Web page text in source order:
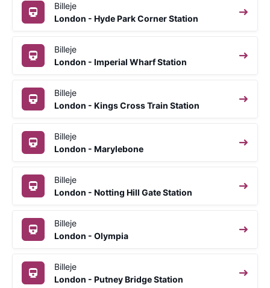
Billeje
London - Hyde Park Corner Station
Billeje
London - Imperial Wharf Station
Billeje
London - Kings Cross Train Station
Billeje
London - Marylebone
Billeje
London - Notting Hill Gate Station
Billeje
London - Olympia
Billeje
London - Putney Bridge Station